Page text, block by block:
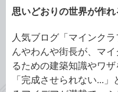
思いどおりの世界が作れ
人気ブログ「マインク
んやわんや街長が、マ
るための建築知識やワ
「完成させられない...